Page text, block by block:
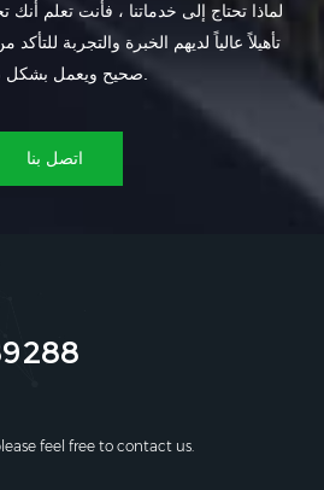
لماذا تحتاج إلى خدماتنا ، فأنت تعلم
تأهيلاً عالياً لديهم الخبرة والتجربة
صحيح ويعمل بشكل صحيح.
اتصل بنا
feel free to contact us.